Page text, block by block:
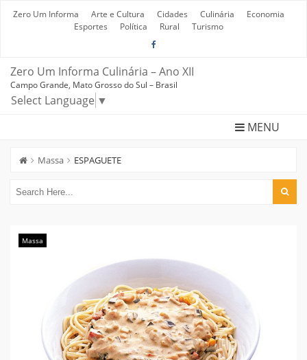
Zero Um Informa Arte e Cultura Cidades Culinária
Economia
Esportes
Política Rural Turismo
Zero Um Informa Culinária – Ano XII
Campo Grande, Mato Grosso do Sul – Brasil
Select Language ▼
MENU
Massa ESPAGUETE
Massa